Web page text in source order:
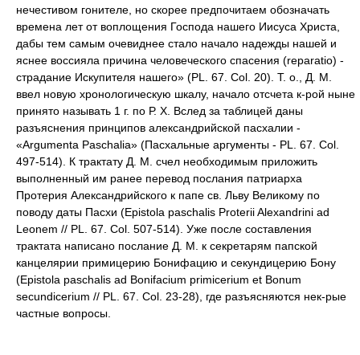
нечестивом гонителе, но скорее предпочитаем обозначать
времена лет от воплощения Господа нашего Иисуса Христа,
дабы тем самым очевиднее стало начало надежды нашей и
яснее воссияла причина человеческого спасения (reparatio) -
страдание Искупителя нашего» (PL. 67. Col. 20). Т. о., Д. М.
ввел новую хронологическую шкалу, начало отсчета к-рой ныне
принято называть 1 г. по Р. Х. Вслед за таблицей даны
разъяснения принципов александрийской пасхалии -
«Argumenta Paschalia» (Пасхальные аргументы - PL. 67. Col.
497-514). К трактату Д. М. счел необходимым приложить
выполненный им ранее перевод послания патриарха
Протерия Александрийского к папе св. Льву Великому по
поводу даты Пасхи (Epistola paschalis Proterii Alexandrini ad
Leonem // PL. 67. Col. 507-514). Уже после составления
трактата написано послание Д. М. к секретарям папской
канцелярии примицерию Бонифацию и секундицерию Бону
(Epistola paschalis ad Bonifacium primicerium et Bonum
secundicerium // PL. 67. Col. 23-28), где разъясняются нек-рые
частные вопросы.